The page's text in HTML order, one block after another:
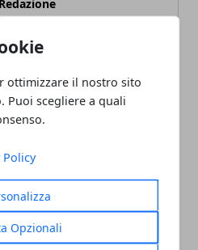
ottimizzare il nostro sito
Puoi scegliere a quali
Policy
Opzionali
Redazione